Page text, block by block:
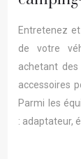
Entretenez
de votre
achetant
accessoires
Parmi les
: adaptateur,